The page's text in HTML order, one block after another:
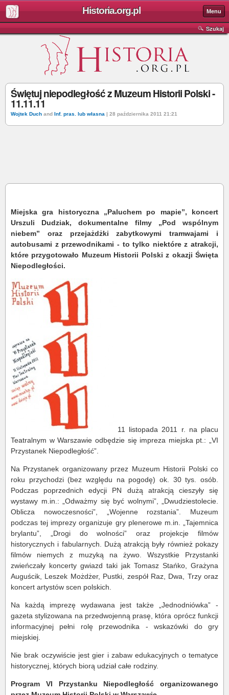
Historia.org.pl Menu
Szukaj
Świętuj niepodległość z Muzeum Historii Polski -
11.11.11
Wojtek Duch and Inf. pras. lub własna | 28 października 2011 21:21
Miejska gra historyczna „Paluchem po mapie”, koncert
Urszuli Dudziak, dokumentalne filmy „Pod wspólnym
niebem” oraz przejażdżki zabytkowymi tramwajami i
autobusami z przewodnikami - to tylko niektóre z atrakcji,
które przygotowało Muzeum Historii Polski z okazji Święta
Niepodległości.
11 listopada 2011 r. na placu
Teatralnym w Warszawie odbędzie się impreza miejska pt.: „VI
Przystanek Niepodległość”.
Na Przystanek organizowany przez Muzeum Historii Polski co
roku przychodzi (bez względu na pogodę) ok. 30 tys. osób.
Podczas poprzednich edycji PN dużą atrakcją cieszyły się
wystawy m.in.: „Odważmy się być wolnymi”, „Dwudziestolecie.
Oblicza nowoczesności”, „Wojenne rozstania”. Muzeum
podczas tej imprezy organizuje gry plenerowe m.in. „Tajemnica
brylantu”, „Drogi do wolności” oraz projekcje filmów
historycznych i fabularnych. Dużą atrakcją były również pokazy
filmów niemych z muzyką na żywo. Wszystkie Przystanki
zwieńczały koncerty gwiazd taki jak Tomasz Stańko, Grażyna
Auguścik, Leszek Możdżer, Pustki, zespół Raz, Dwa, Trzy oraz
koncert artystów scen polskich.
Na każdą imprezę wydawana jest także „Jednodniówka” -
gazeta stylizowana na przedwojenną prasę, która oprócz funkcji
informacyjnej pełni rolę przewodnika - wskazówki do gry
miejskiej.
Nie brak oczywiście jest gier i zabaw edukacyjnych o tematyce
historycznej, których biorą udział całe rodziny.
Program VI Przystanku Niepodległość organizowanego